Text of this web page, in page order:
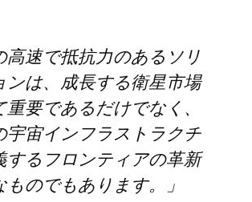
高速で抵抗力のあるソリ
ンは、成長する衛星市場
要であるだけでなく、
宇宙インフラストラクチ
するフロンティアの革新
のでもあります。」